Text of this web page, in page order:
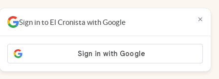
Sign in to El Cronista with Google ×